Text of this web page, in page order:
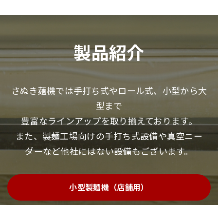
製品紹介
さぬき麺機では手打ち式やロール式、小型から大
型まで
豊富なラインアップを取り揃えております。
また、製麺工場向けの手打ち式設備や真空ニー
ダーなど他社にはない設備もございます。
小型製麺機（店舗用）